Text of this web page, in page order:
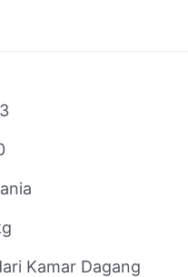
Kamar Dagang